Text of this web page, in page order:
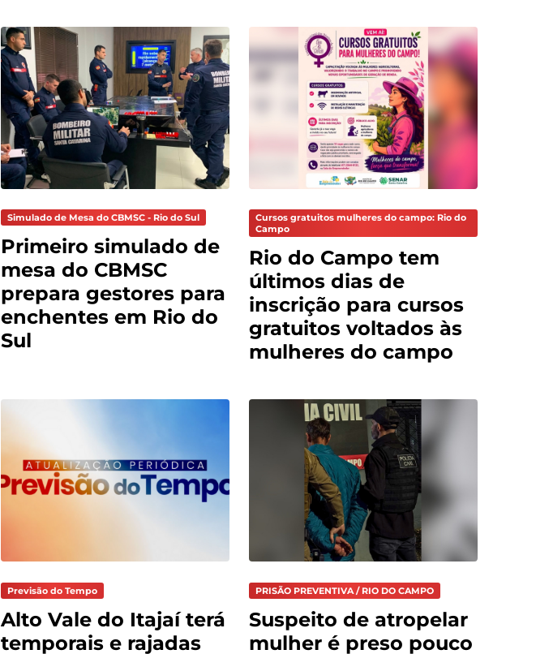
Simulado de Mesa do CBMSC - Rio do Sul
Primeiro simulado de
mesa do CBMSC
prepara gestores para
enchentes em Rio do
Sul
Cursos gratuitos mulheres do campo: Rio do
Campo
Rio do Campo tem
últimos dias de
inscrição para cursos
gratuitos voltados às
mulheres do campo
Previsão do Tempo
Alto Vale do Itajaí terá
temporais e rajadas
PRISÃO PREVENTIVA / RIO DO CAMPO
Suspeito de atropelar
mulher é preso pouco